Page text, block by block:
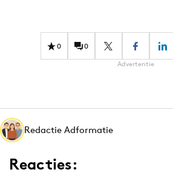
Diversiteit
Effectiviteit
Martech
Media
Merkstrategie
0 0
Advertentie
Redactie Adformatie
Reacties: